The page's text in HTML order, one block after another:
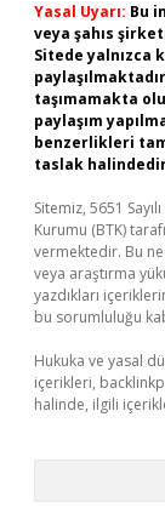
Yasal Uyarı: Bu
veya şahıs
Sitede yalnızca
taşımamakta
paylaşım
benzerlikleri
taslak
Sitemiz, 5651
Kurumu (BTK)
vermektedir. Bu
veya araştırma
yazdıkları
bu sorumluluğu
Hukuka ve yasal
içerikleri,
halinde, ilgili